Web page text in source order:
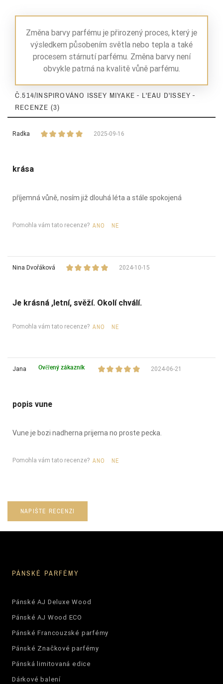
Nuty Serca piwonia wodna
Nuty Serca konwalia
Nuty Bazy cedr
Nuty Bazy
wa
drzewo sandało
Dla Kogo damskie
Změna barvy parfému je přirozený proces, který je
výsledkem působením světla nebo tepla a také
procesem stárnutí parfému. Změna barvy není
obvykle patrná na kvalitě vůně parfému.
Č.514/INSPIROVÁNO ISSEY MIYAKE - L'EAU D'ISSEY -
RECENZE (3)
Radka 2025-09-16
krása
příjemná vůně, nosím již dlouhá léta a stále spokojená
Pomohla vám tato recenze? ANO NE
Nina Dvořáková 2024-10-15
Je krásná ,letní, svěží. Okolí chválí.
Pomohla vám tato recenze? ANO NE
Jana Ověřený zákazník 2024-06-21
popis vune
Vune je bozi nadherna prijema no proste pecka.
Pomohla vám tato recenze? ANO NE
NAPIŠTE RECENZI
PÁNSKÉ PARFÉMY
Pánské AJ Deluxe Wood
Pánské AJ Wood ECO
Pánské Francouzské parfémy
Pánské Značkové parfémy
Pánská limitovaná edice
Dárkové balení